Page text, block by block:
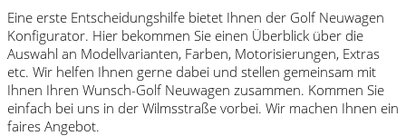
Eine erste Entscheidungshilfe bietet Ihnen der Golf Neuwagen
Konfigurator. Hier bekommen Sie einen Überblick über die
Auswahl an Modellvarianten, Farben, Motorisierungen, Extras
etc. Wir helfen Ihnen gerne dabei und stellen gemeinsam mit
Ihnen Ihren Wunsch-Golf Neuwagen zusammen. Kommen Sie
einfach bei uns in der Wilmsstraße vorbei. Wir machen Ihnen ein
faires Angebot.